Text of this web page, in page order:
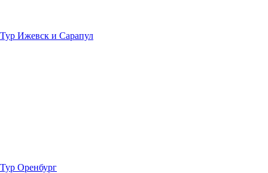
Тур Ижевск и Сарапул
Тур Оренбург